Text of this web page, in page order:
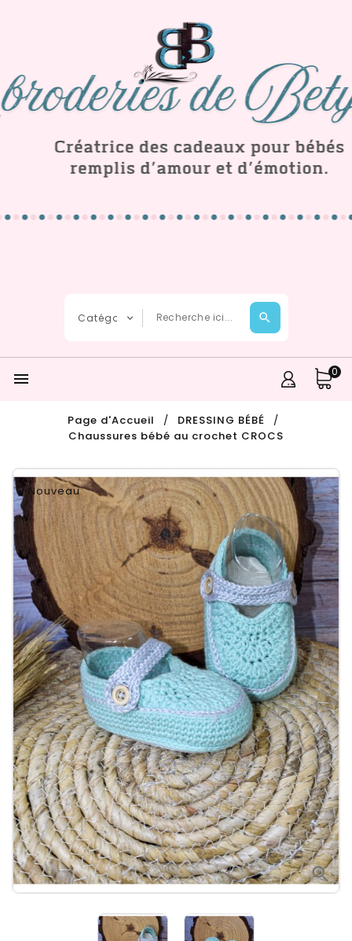
 0
Page d'Accueil
DRESSING BÉBÉ
Chaussures bébé au crochet CROCS
Nouveau
